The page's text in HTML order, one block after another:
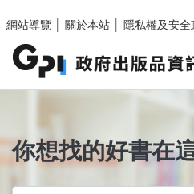
網站導覽
關於本站 隱私權及安全
你想找的好書在